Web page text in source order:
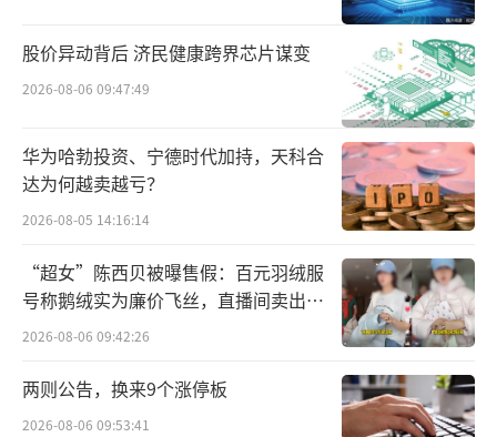
据悉，目前“一条小团团”已经确认被
捕。具体原因也是因涉嫌大额赌博，且与陈少
杰案有关。对此有律师表示，“一条小团
团”作为斗鱼平台主播，与涉赌案存在关联，
罪名可能是赌博罪或开设赌场罪，刑期在3-5年
之间。
值得注意的是，“一条小团团”并不是唯
一一个涉嫌违法的网络主播。
自陈少杰被捕之后，已经有多名斗鱼平台
的顶级主播因为各种原因消失在了公众视野
中。比如被誉为“炉石一哥”的主播“狗
股价异动背后 济民健康跨界芯片谋变
2026-08-06 09:47:49
华为哈勃投资、宁德时代加持，天科合
达为何越卖越亏？
2026-08-05 14:16:14
“超女”陈西贝被曝售假：百元羽绒服
号称鹅绒实为廉价飞丝，直播间卖出超
百万元
2026-08-06 09:42:26
两则公告，换来9个涨停板
2026-08-06 09:53:41